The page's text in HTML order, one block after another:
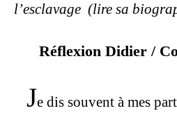
l’esclavage (lire sa
Réflexion Didier /
Je dis souvent à mes